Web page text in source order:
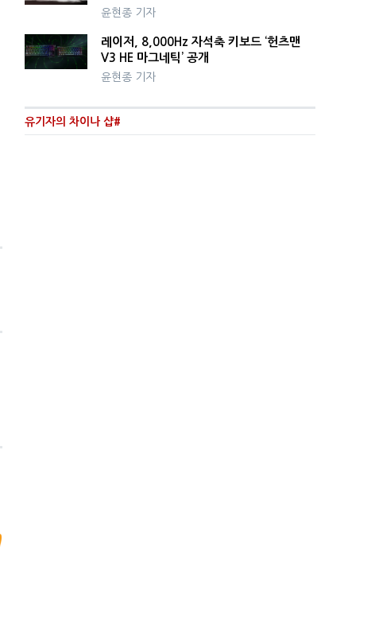
윤현종 기자
레이저, 8,000Hz 자석축 키보드 ‘헌츠맨
V3 HE 마그네틱’ 공개
윤현종 기자
유기자의 차이나 샵#